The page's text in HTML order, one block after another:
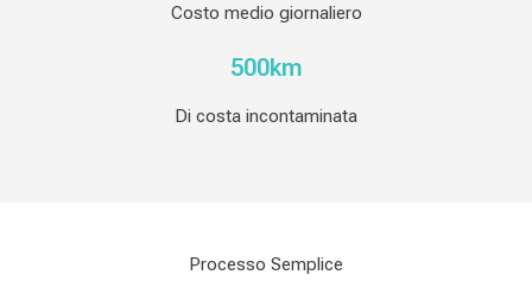
Costo medio giornaliero
500km
Di costa incontaminata
Processo Semplice